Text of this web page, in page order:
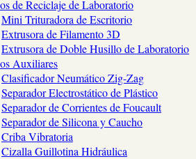
de Reciclaje de Laboratorio
Mini Trituradora de Escritorio
Extrusora de Filamento 3D
Extrusora de Doble Husillo de Laboratorio
Auxiliares
Clasificador Neumático Zig-Zag
Separador Electrostático de Plástico
Separador de Corrientes de Foucault
Separador de Silicona y Caucho
Criba Vibratoria
Cizalla Guillotina Hidráulica